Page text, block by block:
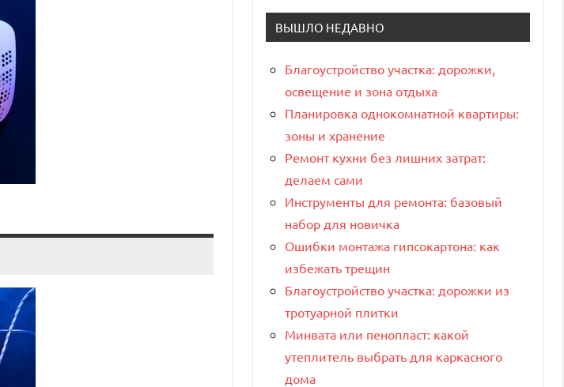
ВЫШЛО НЕДАВНО
Благоустройство участка: дорожки,
освещение и зона отдыха
Планировка однокомнатной квартиры:
зоны и хранение
Ремонт кухни без лишних затрат:
делаем сами
Инструменты для ремонта: базовый
набор для новичка
Ошибки монтажа гипсокартона: как
избежать трещин
Благоустройство участка: дорожки из
тротуарной плитки
Минвата или пенопласт: какой
утеплитель выбрать для каркасного
дома